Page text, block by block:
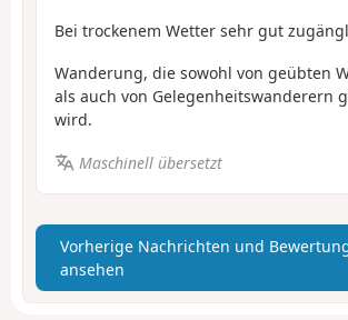
Bei trockenem Wetter sehr gut
Wanderung, die sowohl von geübten
als auch von Gelegenheitswanderern
wird.
Maschinell übersetzt
Vorherige Nachrichten und
ansehen